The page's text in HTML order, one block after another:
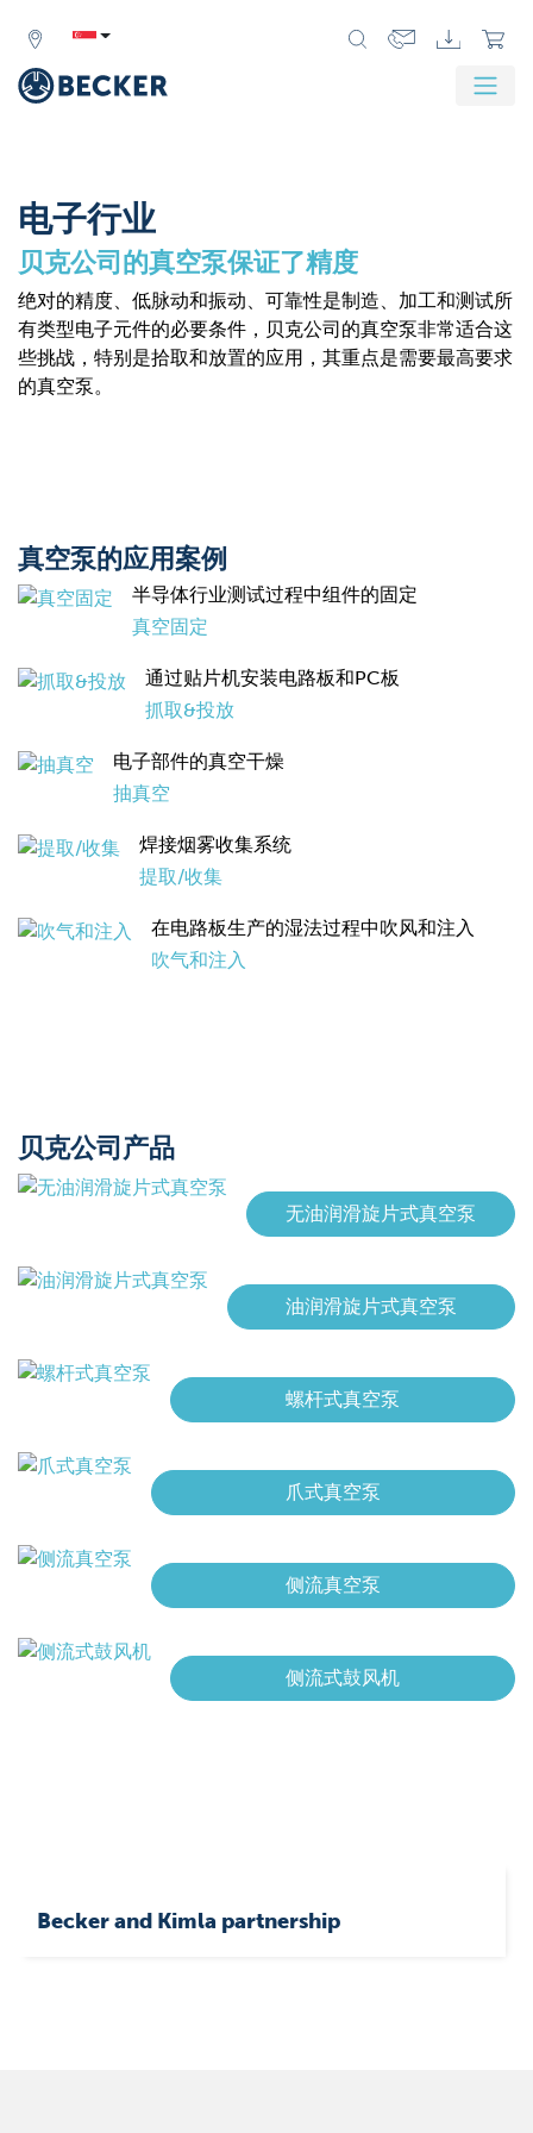
电子行业
贝克公司的真空泵保证了精度
绝对的精度、低脉动和振动、可靠性是制造、加工和测试所
有类型电子元件的必要条件，贝克公司的真空泵非常适合这
些挑战，特别是拾取和放置的应用，其重点是需要最高要求
的真空泵。
真空泵的应用案例
半导体行业测试过程中组件的固定
真空固定
通过贴片机安装电路板和PC板
抓取&投放
电子部件的真空干燥
抽真空
焊接烟雾收集系统
提取/收集
在电路板生产的湿法过程中吹风和注入
吹气和注入
贝克公司产品
无油润滑旋片式真空泵
油润滑旋片式真空泵
螺杆式真空泵
爪式真空泵
侧流真空泵
侧流式鼓风机
Becker and Kimla partnership